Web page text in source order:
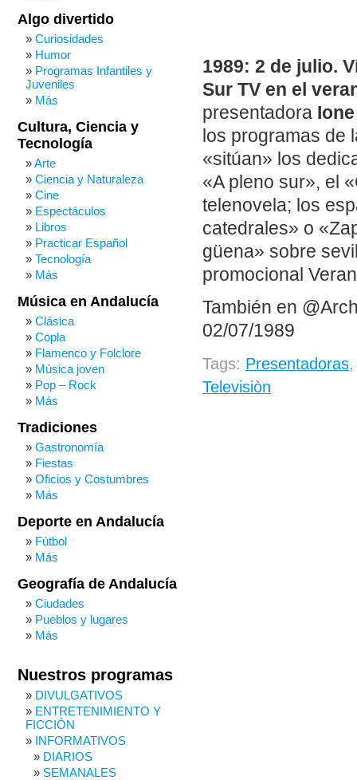
1989: 2 de julio.
Sur TV en el
presentadora
los programas de
«sitúan» los
«A pleno sur», el
telenovela; los
catedrales» o
güena» sobre
promocional
También en
02/07/1989
Tags: Presentadoras
Televisiòn
Algo divertido
Curiosidades
Humor
Programas Infantiles y
Juveniles
Más
Cultura, Ciencia y
Tecnología
Arte
Ciencia y Naturaleza
Cine
Espectáculos
Libros
Practicar Español
Tecnología
Más
Música en Andalucía
Clásica
Copla
Flamenco y Folclore
Música joven
Pop – Rock
Más
Tradiciones
Gastronomía
Fiestas
Oficios y Costumbres
Más
Deporte en Andalucía
Fútbol
Más
Geografía de Andalucía
Ciudades
Pueblos y lugares
Más
Nuestros programas
DIVULGATIVOS
ENTRETENIMIENTO Y
FICCIÓN
INFORMATIVOS
DIARIOS
SEMANALES